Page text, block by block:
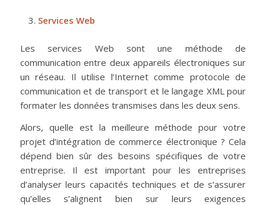
Services Web
Les services Web sont une méthode de
communication entre deux appareils électroniques sur
un réseau. Il utilise l’Internet comme protocole de
communication et de transport et le langage XML pour
formater les données transmises dans les deux sens.
Alors, quelle est la meilleure méthode pour votre
projet d’intégration de commerce électronique ? Cela
dépend bien sûr des besoins spécifiques de votre
entreprise. Il est important pour les entreprises
d’analyser leurs capacités techniques et de s’assurer
qu’elles s’alignent bien sur leurs exigences